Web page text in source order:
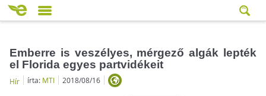
Emberre is veszélyes, mérgező algák lepték
el Florida egyes partvidékeit
Hír írta: MTI 2018/08/16